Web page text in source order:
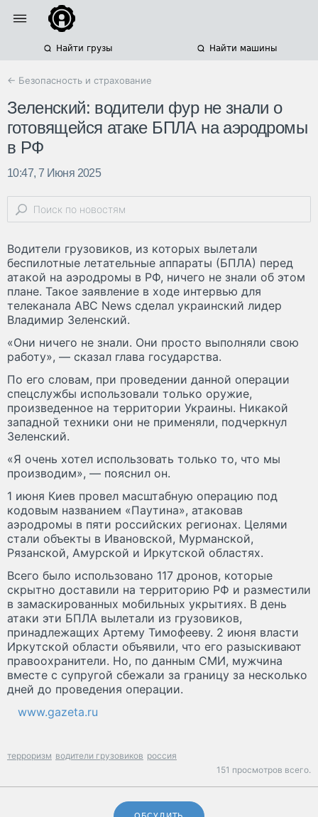
Найти грузы Найти машины
← Безопасность и страхование
Зеленский: водители фур не знали о
готовящейся атаке БПЛА на аэродромы
в РФ
10:47, 7 Июня 2025
Водители грузовиков, из которых вылетали
беспилотные летательные аппараты (БПЛА) перед
атакой на аэродромы в РФ, ничего не знали об этом
плане. Такое заявление в ходе интервью для
телеканала ABC News сделал украинский лидер
Владимир Зеленский.
«Они ничего не знали. Они просто выполняли свою
работу», — сказал глава государства.
По его словам, при проведении данной операции
спецслужбы использовали только оружие,
произведенное на территории Украины. Никакой
западной техники они не применяли, подчеркнул
Зеленский.
«Я очень хотел использовать только то, что мы
производим», — пояснил он.
1 июня Киев провел масштабную операцию под
кодовым названием «Паутина», атаковав
аэродромы в пяти российских регионах. Целями
стали объекты в Ивановской, Мурманской,
Рязанской, Амурской и Иркутской областях.
Всего было использовано 117 дронов, которые
скрытно доставили на территорию РФ и разместили
в замаскированных мобильных укрытиях. В день
атаки эти БПЛА вылетали из грузовиков,
принадлежащих Артему Тимофееву. 2 июня власти
Иркутской области объявили, что его разыскивают
правоохранители. Но, по данным СМИ, мужчина
вместе с супругой сбежали за границу за несколько
дней до проведения операции.
www.gazeta.ru
терроризм водители грузовиков россия
151 просмотров всего.